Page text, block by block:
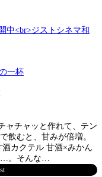
一杯
ャチャッと作れて、テン
飲むと、甘みが倍増。
カクテル 甘酒×みかん
…。そんな…